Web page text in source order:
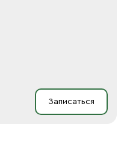
Записаться